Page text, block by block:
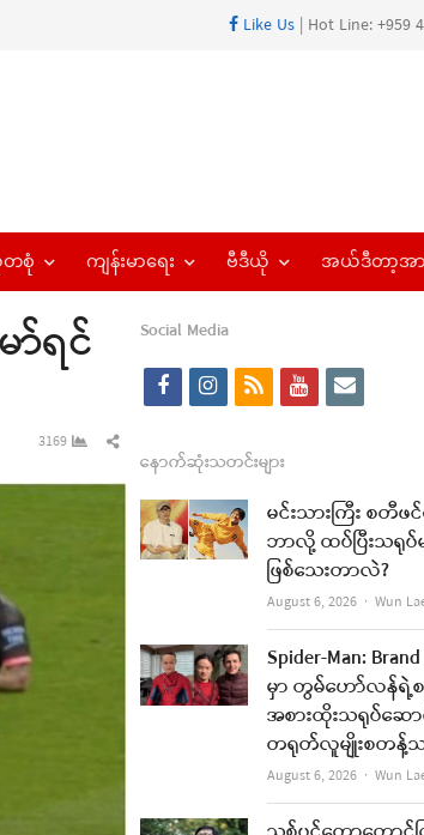
Like Us | Hot Line: +959
စုံ ကျန်းမာရေး ဗီဒီယို အယ်ဒီတာ့အ
ရင်
3169
Share
this
post
Social Media
f
c
e
b
k
i
s
t
a
a
m
r
s
y
t
u
b
e
e
i
l
နောက်ဆုံးသတင်းများ
မင်းသားကြီး စတီဖင်
ဘာလို့ ထပ်ပြီးသရုပ်
ဖြစ်သေးတာလဲ?
August 6, 2026 Author
Wun
Spider-Man: Brand
မှာ တွမ်ဟော်လန်ရဲ့
အစားထိုးသရုပ်ဆေ
တရုတ်လူမျိုးစတန့်သ
August 6, 2026 Author
Wun